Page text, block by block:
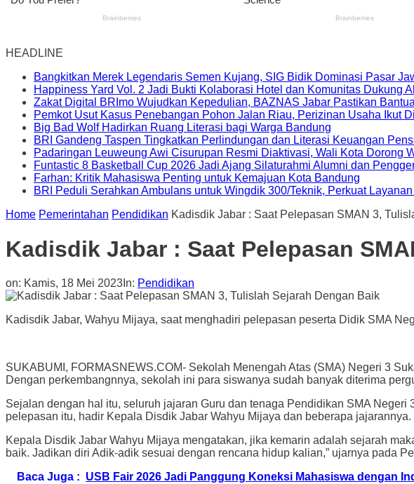
HEADLINE
Bangkitkan Merek Legendaris Semen Kujang, SIG Bidik Dominasi Pasar
Happiness Yard Vol. 2 Jadi Bukti Kolaborasi Hotel dan Komunitas Dukung
Zakat Digital BRImo Wujudkan Kepedulian, BAZNAS Jabar Pastikan
Pemkot Usut Kasus Penebangan Pohon Jalan Riau, Perizinan Usaha Ikut
Big Bad Wolf Hadirkan Ruang Literasi bagi Warga Bandung
BRI Gandeng Taspen Tingkatkan Perlindungan dan Literasi Keuangan
Padaringan Leuweung Awi Cisurupan Resmi Diaktivasi, Wali Kota Dorong
Funtastic 8 Basketball Cup 2026 Jadi Ajang Silaturahmi Alumni dan
Farhan: Kritik Mahasiswa Penting untuk Kemajuan Kota Bandung
BRI Peduli Serahkan Ambulans untuk Wingdik 300/Teknik, Perkuat
Home Pemerintahan Pendidikan Kadisdik Jabar : Saat Pelepasan SMAN 3,
Kadisdik Jabar : Saat Pelepasan
on: Kamis, 18 Mei 2023 In: Pendidikan
Kadisdik Jabar, Wahyu Mijaya, saat menghadiri pelepasan peserta Didik SMA
SUKABUMI, FORMASNEWS.COM- Sekolah Menengah Atas (SMA) Negeri 3
Dengan perkembangnnya, sekolah ini para siswanya sudah banyak diterima
Sejalan dengan hal itu, seluruh jajaran Guru dan tenaga Pendidikan SMA
pelepasan itu, hadir Kepala Disdik Jabar Wahyu Mijaya dan beberapa jajarannya.
Kepala Disdik Jabar Wahyu Mijaya mengatakan, jika kemarin adalah sejarah
baik. Jadikan diri Adik-adik sesuai dengan rencana hidup kalian,” ujarnya pada
Baca Juga : USB Fair 2026 Jadi Panggung Koneksi Mahasiswa dengan